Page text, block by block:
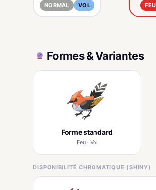
NORMAL VOL FEU
Formes & Variantes
Forme standard
Feu · Vol
DISPONIBILITÉ CHROMATIQUE (SHINY)